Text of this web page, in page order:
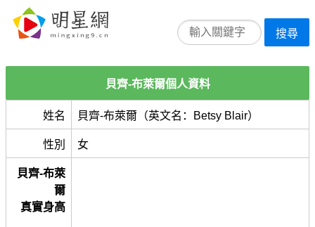
搜尋
貝齊-布萊爾個人資料
姓名 貝齊-布萊爾（英文名：Betsy Blair）
性別 女
貝齊-布萊
爾
真實身高